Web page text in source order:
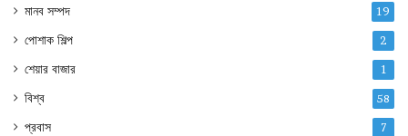
মানব সম্পদ 19
পোশাক শিল্প 2
শেয়ার বাজার 1
বিশ্ব 58
প্রবাস 7